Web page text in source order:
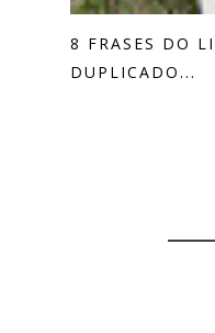
8 FRASES DO
DUPLICADO...